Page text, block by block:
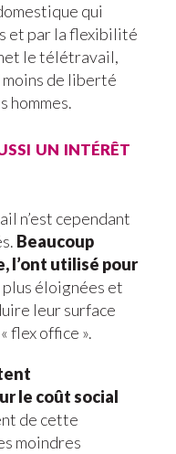
qui
et par la flexibilité
le télétravail,
moins de liberté
hommes.
un intérêt
n’est cependant
Beaucoup
l’ont utilisé pour
éloignées et
leur surface
flex office ».
le coût social
de cette
moindres